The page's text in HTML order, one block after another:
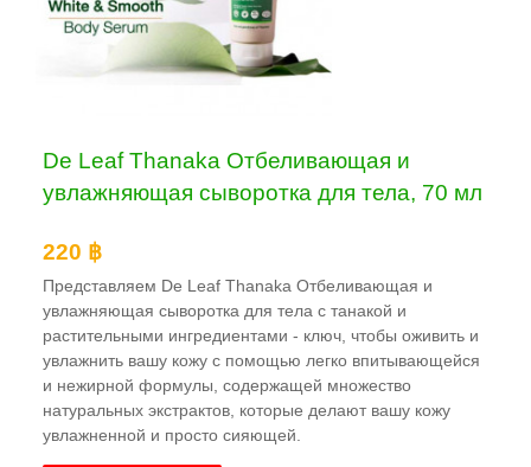
De Leaf Thanaka Отбеливающая и
увлажняющая сыворотка для тела, 70 мл
220 ฿
Представляем De Leaf Thanaka Отбеливающая и
увлажняющая сыворотка для тела с танакой и
растительными ингредиентами - ключ, чтобы оживить и
увлажнить вашу кожу с помощью легко впитывающейся
и нежирной формулы, содержащей множество
натуральных экстрактов, которые делают вашу кожу
увлажненной и просто сияющей.